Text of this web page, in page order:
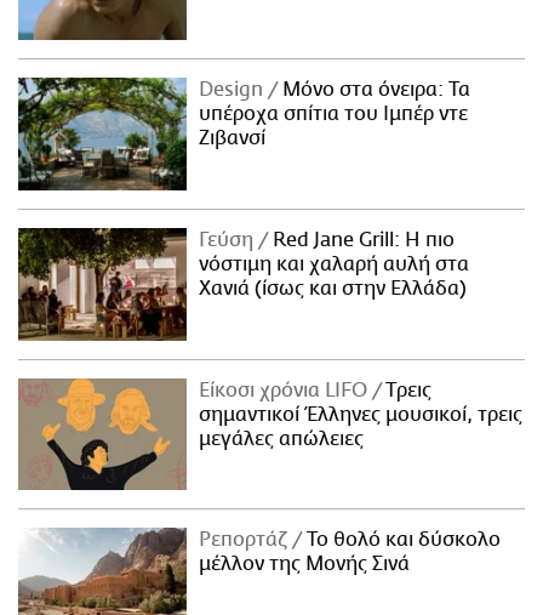
Design
Μόνο στα όνειρα: Τα
υπέροχα σπίτια του Ιμπέρ ντε
Ζιβανσί
Γεύση
Red Jane Grill: Η πιο
νόστιμη και χαλαρή αυλή στα
Χανιά (ίσως και στην Ελλάδα)
Είκοσι χρόνια LIFO
Tρεις
σημαντικοί Έλληνες μουσικοί, τρεις
μεγάλες απώλειες
Ρεπορτάζ
Το θολό και δύσκολο
μέλλον της Μονής Σινά